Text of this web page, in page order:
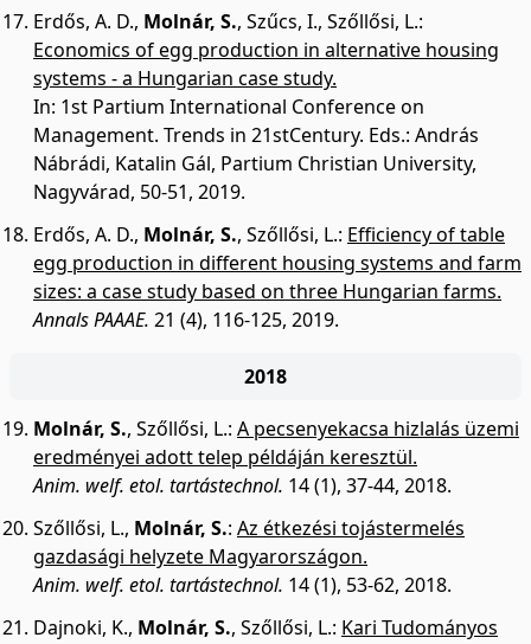
Erdős, A. D., Molnár, S., Szűcs, I., Szőllősi, L.:
Economics of egg production in alternative housing
systems - a Hungarian case study.
In: 1st Partium International Conference on
Management. Trends in 21stCentury. Eds.: András
Nábrádi, Katalin Gál, Partium Christian University,
Nagyvárad, 50-51, 2019.
Erdős, A. D., Molnár, S., Szőllősi, L.: Efficiency of table
egg production in different housing systems and farm
sizes: a case study based on three Hungarian farms.
Annals PAAAE. 21 (4), 116-125, 2019.
2018
Molnár, S., Szőllősi, L.: A pecsenyekacsa hizlalás üzemi
eredményei adott telep példáján keresztül.
Anim. welf. etol. tartástechnol. 14 (1), 37-44, 2018.
Szőllősi, L., Molnár, S.: Az étkezési tojástermelés
gazdasági helyzete Magyarországon.
Anim. welf. etol. tartástechnol. 14 (1), 53-62, 2018.
Dajnoki, K., Molnár, S., Szőllősi, L.: Kari Tudományos